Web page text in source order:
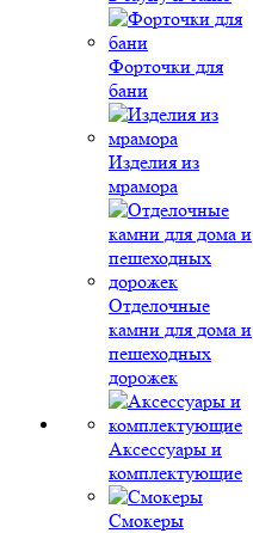
Форточки для
бани
Изделия из
мрамора
Отделочные
камни для дома и
пешеходных
дорожек
Аксессуары и
комплектующие
Смокеры